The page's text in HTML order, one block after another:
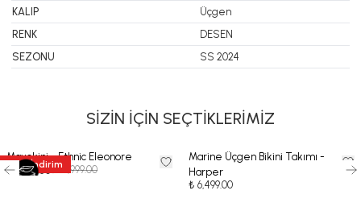
KALIP
Üçgen
RENK
DESEN
SEZONU
SS 2024
SİZİN İÇİN SEÇTİKLERİMİZ
50%İndirim
Mayokini - Ethnic Eleonore
₺ 6,499.50 ₺ 12,999.00
Marine Üçgen Bikini Takımı -
Harper
₺ 6,499.00